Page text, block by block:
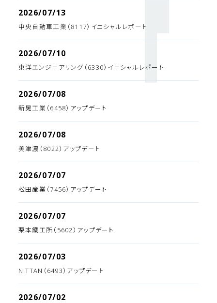
2026/07/13
中央自動車工業（8117）イニシャルレポート
2026/07/10
東洋エンジニアリング（6330）イニシャルレポート
2026/07/08
新晃工業（6458）アップデート
2026/07/08
美津濃（8022）アップデート
2026/07/07
松田産業（7456）アップデート
2026/07/07
栗本鐵工所（5602）アップデート
2026/07/03
NITTAN（6493）アップデート
2026/07/02